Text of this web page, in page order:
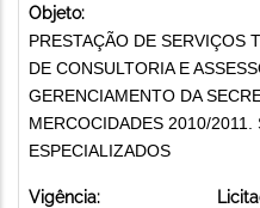
Objeto:
PRESTAÇÃO DE SERVIÇOS
DE CONSULTORIA E
GERENCIAMENTO DA
MERCOCIDADES 2010/2011.
ESPECIALIZADOS
Vigência: